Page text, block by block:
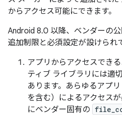
からアクセス可能にできます。
Android 8.0 以降、ベンダーの
追加制限と必須設定が設けられ
アプリからアクセスでき
ティブ ライブラリには適
あります。あらゆるアプ
を含む）によるアクセス
にベンダー固有の